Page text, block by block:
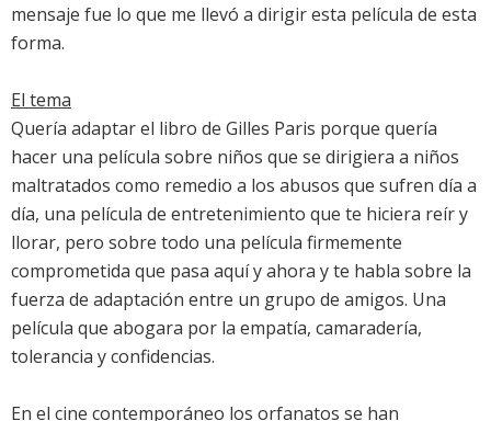
mensaje fue lo que me llevó a dirigir esta película de esta
forma.
El tema
Quería adaptar el libro de Gilles Paris porque quería
hacer una película sobre niños que se dirigiera a niños
maltratados como remedio a los abusos que sufren día a
día, una película de entretenimiento que te hiciera reír y
llorar, pero sobre todo una película firmemente
comprometida que pasa aquí y ahora y te habla sobre la
fuerza de adaptación entre un grupo de amigos. Una
película que abogara por la empatía, camaradería,
tolerancia y confidencias.
En el cine contemporáneo los orfanatos se han